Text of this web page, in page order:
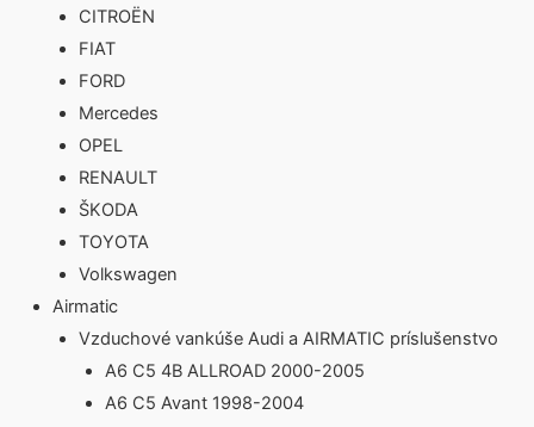
CITROËN
FIAT
FORD
Mercedes
OPEL
RENAULT
ŠKODA
TOYOTA
Volkswagen
Airmatic
Vzduchové vankúše Audi a AIRMATIC príslušenstvo
A6 C5 4B ALLROAD 2000-2005
A6 C5 Avant 1998-2004